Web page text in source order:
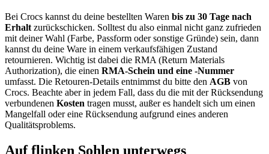
Bei Crocs kannst du deine bestellten Waren bis zu 30 Tage nach
Erhalt zurückschicken. Solltest du also einmal nicht ganz zufrieden
mit deiner Wahl (Farbe, Passform oder sonstige Gründe) sein, dann
kannst du deine Ware in einem verkaufsfähigen Zustand
retournieren. Wichtig ist dabei die RMA (Return Materials
Authorization), die einen RMA-Schein und eine -Nummer
umfasst. Die Retouren-Details entnimmst du bitte den AGB von
Crocs. Beachte aber in jedem Fall, dass du die mit der Rücksendung
verbundenen Kosten tragen musst, außer es handelt sich um einen
Mangelfall oder eine Rücksendung aufgrund eines anderen
Qualitätsproblems.
Auf flinken Sohlen unterwegs